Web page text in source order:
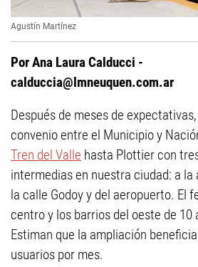
Agustín Martínez
Por Ana Laura Calducci -
calduccia@lmneuquen.com.ar
Después de meses de
convenio entre el Municipio y
Tren del Valle hasta Plottier con
intermedias en nuestra ciudad: a la
la calle Godoy y del aeropuerto. El
centro y los barrios del oeste de 10
Estiman que la ampliación
usuarios por mes.